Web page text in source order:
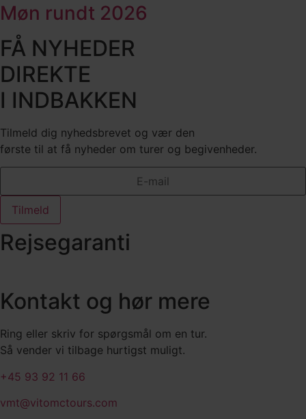
Møn rundt 2026
FÅ NYHEDER
DIREKTE
I INDBAKKEN
Tilmeld dig nyhedsbrevet og vær den
første til at få nyheder om turer og begivenheder.
Tilmeld
Rejsegaranti
Kontakt og hør mere
Ring eller skriv for spørgsmål om en tur.
Så vender vi tilbage hurtigst muligt.
+45 93 92 11 66
vmt@vitomctours.com